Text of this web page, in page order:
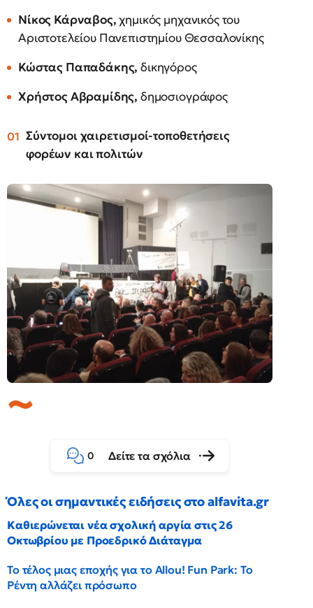
Νίκος Κάρναβος,χημικός μηχανικός του
Αριστοτελείου Πανεπιστημίου Θεσσαλονίκης
Κώστας Παπαδάκης,δικηγόρος
Χρήστος Αβραμίδης, δημοσιογράφος
Σύντομοι χαιρετισμοί-τοποθετήσεις
φορέων και πολιτών
0 Δείτε τα σχόλια
Όλες οι σημαντικές ειδήσεις στο alfavita.gr
Καθιερώνεται νέα σχολική αργία στις 26
Οκτωβρίου με Προεδρικό Διάταγμα
Το τέλος μιας εποχής για το Allou! Fun Park: Το
Ρέντη αλλάζει πρόσωπο